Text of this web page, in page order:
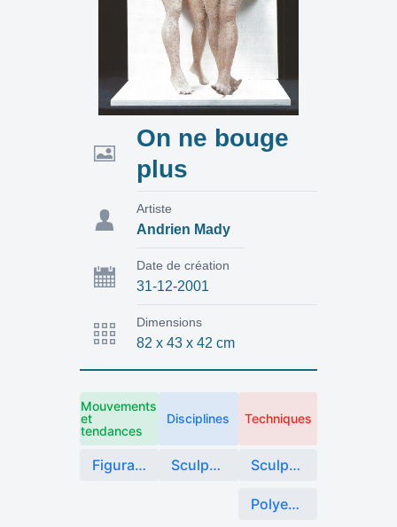
On ne bouge
plus
Andrien Mady
Artiste
31-12-2001
Date de création
82 x 43 x 42 cm
Dimensions
Mouvements
et
tendances
Figuration
Disciplines
Sculpture
Techniques
Sculpture plastique
Polyester